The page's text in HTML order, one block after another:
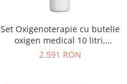
Set Oxigenoterapie cu butelie
oxigen medical 10 litri,
reductor de presiune,
2.591 RON